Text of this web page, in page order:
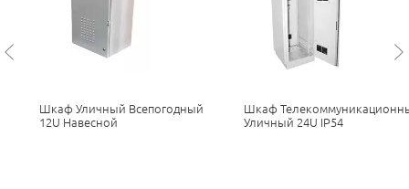
Шкаф Уличный Всепогодный
12U Навесной
Шкаф
Уличный 24U IP54